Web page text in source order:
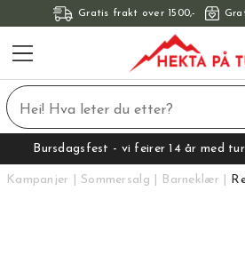
Gratis frakt over 1500,-
Bursdagsfest - vi feirer 14 år med
Kampanjer Sommersalg Barneklær